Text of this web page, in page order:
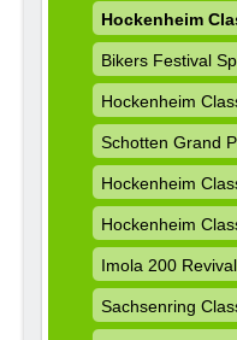
Hockenheim
Bikers Festival
Hockenheim
Schotten Grand
Hockenheim
Hockenheim
Imola 200
Sachsenring